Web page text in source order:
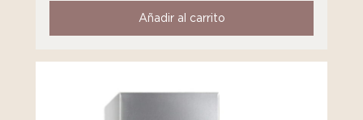
Añadir al carrito